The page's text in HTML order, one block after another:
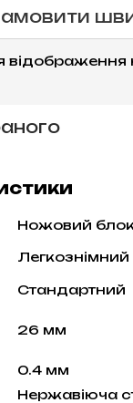
відображення
Ножовий
Стандартний
26 мм
0.4 мм
Нержавіюча